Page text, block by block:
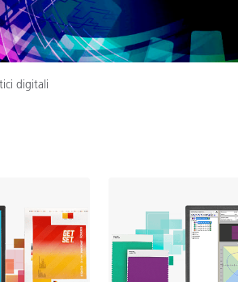
per l’edilizia
digitali